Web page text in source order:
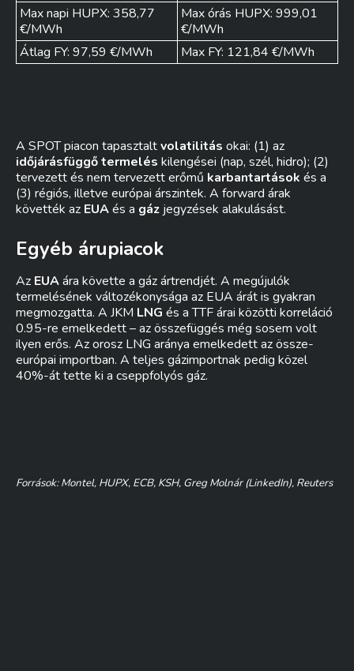
Max napi HUPX: 358,77
€/MWh
Max órás HUPX: 999,01
€/MWh
Átlag FY: 97,59 €/MWh
Max FY: 121,84 €/MWh
A SPOT piacon tapasztaltvolatilitás okai: (1) az
időjárásfüggő termelés kilengései (nap, szél, hidro); (2)
tervezett és nem tervezett erőmű karbantartások és a
(3) régiós, illetve európai árszintek. A forward árak
követték az EUAés a gáz jegyzések alakulásást.
Egyéb árupiacok
Az EUAára követte a gáz ártrendjét. A megújulók
termelésének változékonysága az EUA árát is gyakran
megmozgatta. A JKM LNG és a TTF árai közötti korreláció
0.95-re emelkedett – az összefüggés még sosem volt
ilyen erős. Az orosz LNG aránya emelkedett az össze-
európai importban. A teljes gázimportnak pedig közel
40%-át tette ki a cseppfolyós gáz.
Források: Montel, HUPX, ECB, KSH, Greg Molnár (LinkedIn), Reuters